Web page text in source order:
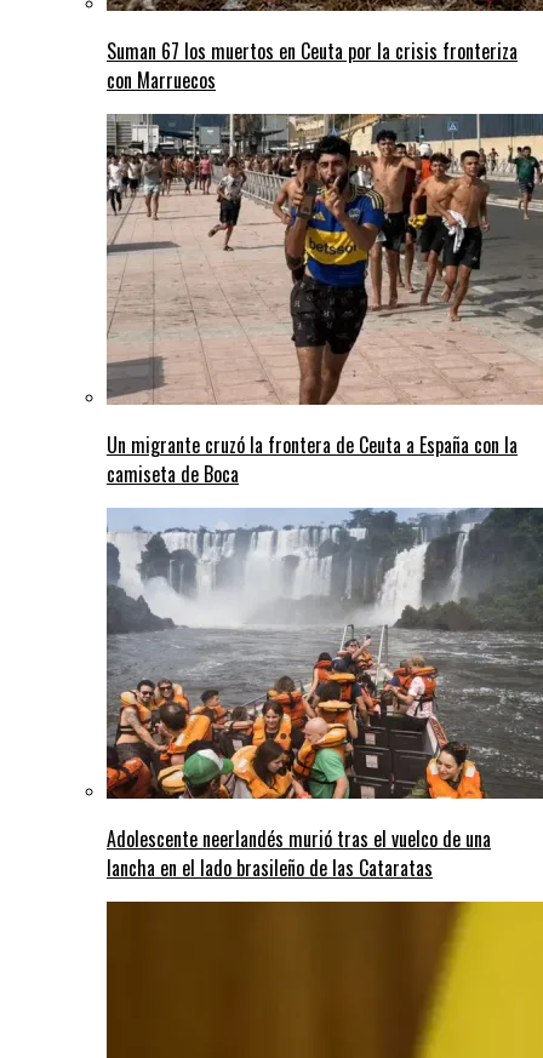
Suman 67 los muertos en Ceuta por la crisis fronteriza
con Marruecos
Un migrante cruzó la frontera de Ceuta a España con la
camiseta de Boca
Adolescente neerlandés murió tras el vuelco de una
lancha en el lado brasileño de las Cataratas